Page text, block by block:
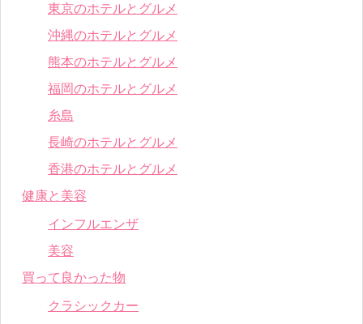
東京のホテルとグルメ
沖縄のホテルとグルメ
熊本のホテルとグルメ
福岡のホテルとグルメ
糸島
長崎のホテルとグルメ
香港のホテルとグルメ
健康と美容
インフルエンザ
美容
買って良かった物
クラシックカー